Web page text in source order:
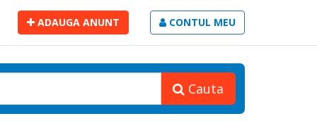
ADAUGA ANUNT CONTUL MEU
Cauta